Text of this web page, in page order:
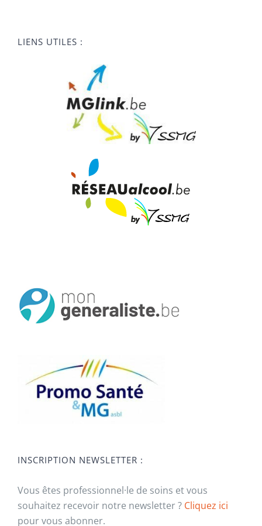
LIENS UTILES :
INSCRIPTION NEWSLETTER :
Vous êtes professionnel·le de soins et vous
souhaitez recevoir notre newsletter ? Cliquez ici
pour vous abonner.